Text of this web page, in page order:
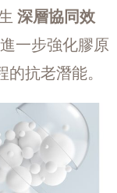
深層協同效
進一步強化膠原
抗老潛能。